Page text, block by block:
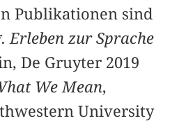
Publikationen sind
Erleben zur Sprache
De Gruyter 2019
We Mean,
University